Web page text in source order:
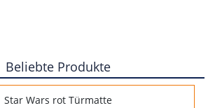
Beliebte Produkte
Star Wars rot Türmatte